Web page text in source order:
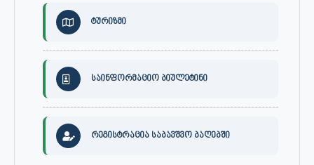
ტურიზმი
საინფორმაციო ბიულეტინი
რეგისტრაცია საბავშვო ბაღებში